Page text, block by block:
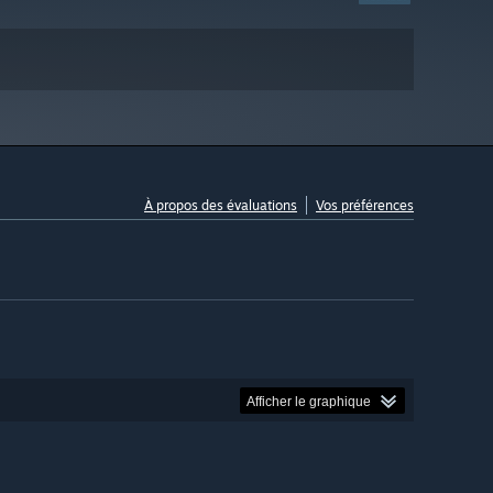
À propos des évaluations Vos préférences
Afficher le graphique